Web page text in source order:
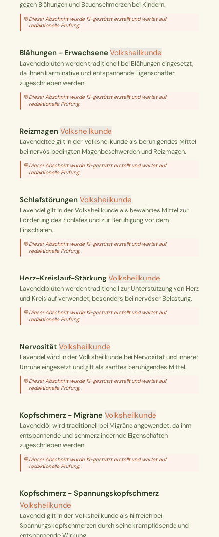
gegen Blähungen und Bauchschmerzen bei Kindern.
💬Dieser Abschnitt wurde KI-gestützt erstellt und wartet auf
redaktionelle Prüfung.
Blähungen - Erwachsene Volksheilkunde
Lavendelblüten werden traditionell bei Blähungen eingesetzt,
da ihnen karminative und entspannende Eigenschaften
zugeschrieben werden.
💬Dieser Abschnitt wurde KI-gestützt erstellt und wartet auf
redaktionelle Prüfung.
Reizmagen Volksheilkunde
Lavendeltee gilt in der Volksheilkunde als beruhigendes Mittel
bei nervös bedingten Magenbeschwerden und Reizmagen.
💬Dieser Abschnitt wurde KI-gestützt erstellt und wartet auf
redaktionelle Prüfung.
Schlafstörungen Volksheilkunde
Lavendel gilt in der Volksheilkunde als bewährtes Mittel zur
Förderung des Schlafes und zur Beruhigung vor dem
Einschlafen.
💬Dieser Abschnitt wurde KI-gestützt erstellt und wartet auf
redaktionelle Prüfung.
Herz-Kreislauf-Stärkung Volksheilkunde
Lavendelblüten werden traditionell zur Unterstützung von Herz
und Kreislauf verwendet, besonders bei nervöser Belastung.
💬Dieser Abschnitt wurde KI-gestützt erstellt und wartet auf
redaktionelle Prüfung.
Nervosität Volksheilkunde
Lavendel wird in der Volksheilkunde bei Nervosität und innerer
Unruhe eingesetzt und gilt als sanftes beruhigendes Mittel.
💬Dieser Abschnitt wurde KI-gestützt erstellt und wartet auf
redaktionelle Prüfung.
Kopfschmerz - Migräne Volksheilkunde
Lavendelöl wird traditionell bei Migräne angewendet, da ihm
entspannende und schmerzlindernde Eigenschaften
zugeschrieben werden.
💬Dieser Abschnitt wurde KI-gestützt erstellt und wartet auf
redaktionelle Prüfung.
Kopfschmerz - Spannungskopfschmerz
Volksheilkunde
Lavendel gilt in der Volksheilkunde als hilfreich bei
Spannungskopfschmerzen durch seine krampflösende und